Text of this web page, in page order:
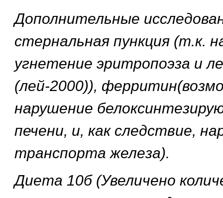
Дополнительные
стернальная пункция (т.к.
угнетение эритропоэза и
(лей-2000)),
нарушение
печени, и, как следствие,
транспорта железа).
Диета 10б (Увеличено